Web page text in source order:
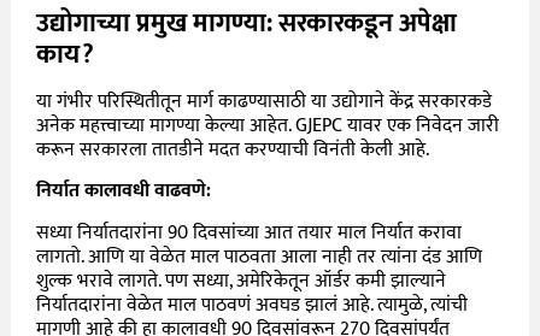
उद्योगाच्या प्रमुख मागण्या: सरकारकडून अपेक्षा
काय?
या गंभीर परिस्थितीतून मार्ग काढण्यासाठी या उद्योगाने केंद्र सरकारकडे
अनेक महत्त्वाच्या मागण्या केल्या आहेत. GJEPC यावर एक निवेदन जारी
करून सरकारला तातडीने मदत करण्याची विनंती केली आहे.
निर्यात कालावधी वाढवणे:
सध्या निर्यातदारांना 90 दिवसांच्या आत तयार माल निर्यात करावा
लागतो. आणि या वेळेत माल पाठवता आला नाही तर त्यांना दंड आणि
शुल्क भरावे लागते. पण सध्या, अमेरिकेतून ऑर्डर कमी झाल्याने
निर्यातदारांना वेळेत माल पाठवणं अवघड झालं आहे. त्यामुळे, त्यांची
मागणी आहे की हा कालावधी 90 दिवसांवरून 270 दिवसांपर्यंत